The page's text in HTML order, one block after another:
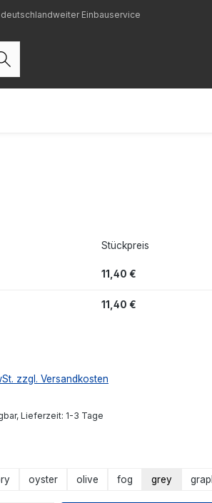
deutschlandweiter Einbauservice
Stückpreis
11,40 €
11,40 €
zzgl. Versandkosten
Lieferzeit: 1-3 Tage
oyster olive fog grey